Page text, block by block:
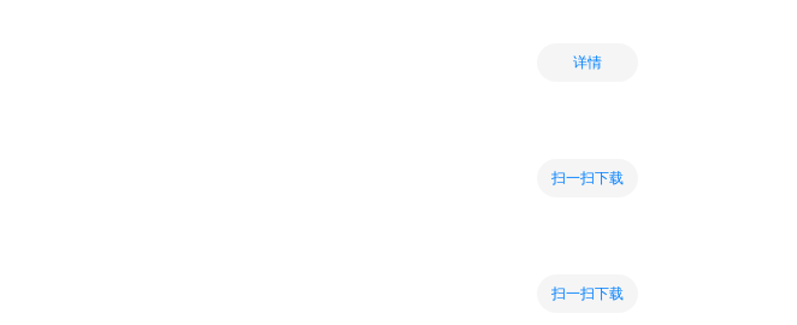
详情
扫一扫下载
扫一扫下载